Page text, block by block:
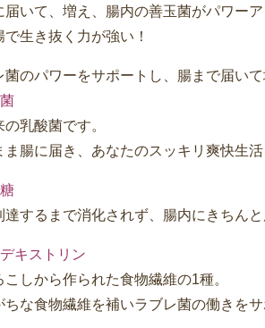
いて、増え、腸内の善玉菌がパワーア
生き抜く力が強い！
のパワーをサポートし、腸まで届い
乳酸菌です。
ま腸に届き、あなたのスッキリ爽快生
達するまで消化されず、腸内にきちん
キストリン
こしから作られた食物繊維の1種。
ちな食物繊維を補いラブレ菌の働きをサ